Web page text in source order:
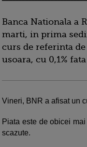
Banca Nationala a
marti, in prima
curs de referinta
usoara, cu 0,1%
Vineri, BNR a afisat un
Piata este de obicei
scazute.